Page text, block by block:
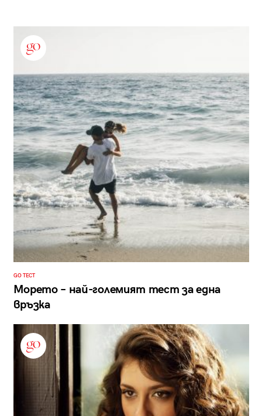
GO ТЕСТ
Морето – най-големият тест за една
връзка